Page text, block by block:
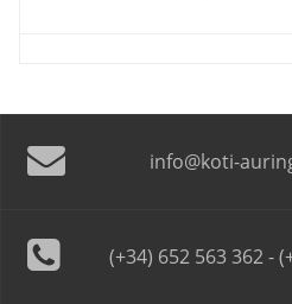
info@koti-
(+34) 652 563 362 -